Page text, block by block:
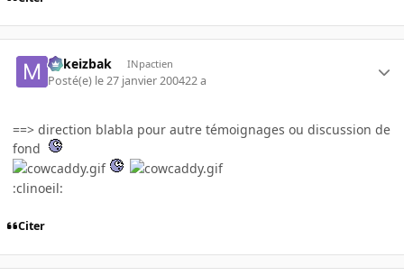
Mikeizbak INpactien
Posté(e) le 27 janvier 200422 a
==> direction blabla pour autre témoignages ou discussion de
fond
:clinoeil:
Citer